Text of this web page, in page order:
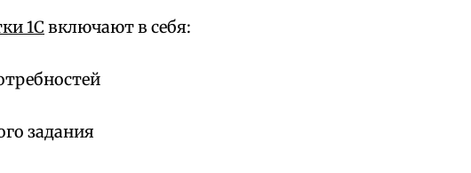
1С включают в себя:
задания